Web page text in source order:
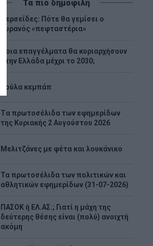
Τα πιο δημοφιλή
Περσείδες: Πότε θα γεμίσει ο
ουρανός «πεφταστέρια»
Ποια επαγγέλματα θα κυριαρχήσουν
στην Ελλάδα μέχρι το 2030;
Λούλα κεμπάπ
Tα πρωτοσέλιδα των εφημερίδων
της Κυριακής 2 Αυγούστου 2026
Μελιτζάνες με φέτα και λουκάνικο
Τα πρωτοσέλιδα των πολιτικών και
αθλητικών εφημερίδων (31-07-2026)
ΠΑΣΟΚ ή ΕΛ.ΑΣ.; Γιατί η μάχη της
δεύτερης θέσης είναι (πολύ) ανοιχτή
ακόμη